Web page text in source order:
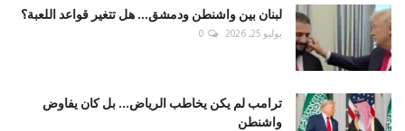
لبنان بين واشنطن ودمشق... هل تتغير قواعد اللعبة؟
يوليو 25, 2026 0
ترامب لم يكن يخاطب الرياض... بل كان يفاوض
واشنطن